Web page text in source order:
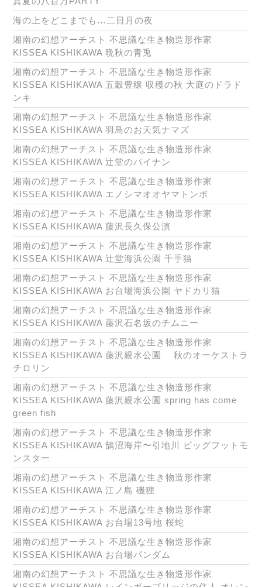
海の上をどこまでも…二日月の夜
湘南の幻想アーチスト 不思議な生き物造形作家
KISSEA KISHIKAWA 晩秋の青兎
湘南の幻想アーチスト 不思議な生き物造形作家
KISSEA KISHIKAWA 五穀豊穣 収穫の秋 大庭のドラド
ンキ
湘南の幻想アーチスト 不思議な生き物造形作家
KISSEA KISHIKAWA 羽鳥のお天気ナマズ
湘南の幻想アーチスト 不思議な生き物造形作家
KISSEA KISHIKAWA 辻堂のパイナン
湘南の幻想アーチスト 不思議な生き物造形作家
KISSEA KISHIKAWA エノシマオオヤマトンボ
湘南の幻想アーチスト 不思議な生き物造形作家
KISSEA KISHIKAWA 藤沢長久保公演
湘南の幻想アーチスト 不思議な生き物造形作家
KISSEA KISHIKAWA 辻堂海浜公園 千手猫
湘南の幻想アーチスト 不思議な生き物造形作家
KISSEA KISHIKAWA お台場海浜公園 ヤドカリ猫
湘南の幻想アーチスト 不思議な生き物造形作家
KISSEA KISHIKAWA 藤沢石名坂のチムニー
湘南の幻想アーチスト 不思議な生き物造形作家
KISSEA KISHIKAWA 藤沢親水公園 秋のオーケストラ
チロリン
湘南の幻想アーチスト 不思議な生き物造形作家
KISSEA KISHIKAWA 藤沢親水公園 spring has come
green fish
湘南の幻想アーチスト 不思議な生き物造形作家
KISSEA KISHIKAWA 鵠沼海岸〜引地川 ビッグフットモ
ンスター
湘南の幻想アーチスト 不思議な生き物造形作家
KISSEA KISHIKAWA 江ノ島 磯狸
湘南の幻想アーチスト 不思議な生き物造形作家
KISSEA KISHIKAWA お台場13号地 桜蛇
湘南の幻想アーチスト 不思議な生き物造形作家
KISSEA KISHIKAWA お台場パンダム
湘南の幻想アーチスト 不思議な生き物造形作家